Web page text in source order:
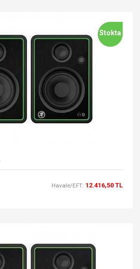
Stokta
Havale/EFT: 12.416,50 TL